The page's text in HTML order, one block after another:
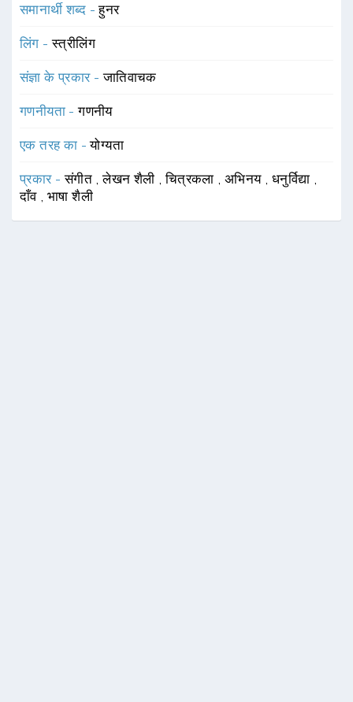
समानार्थी शब्द -हुनर
लिंग -स्त्रीलिंग
संज्ञा के प्रकार -जातिवाचक
गणनीयता -गणनीय
एक तरह का -योग्यता
प्रकार -संगीत ,लेखन शैली ,चित्रकला ,अभिनय धनुर्विद्या
दाँव
,भाषा शैली